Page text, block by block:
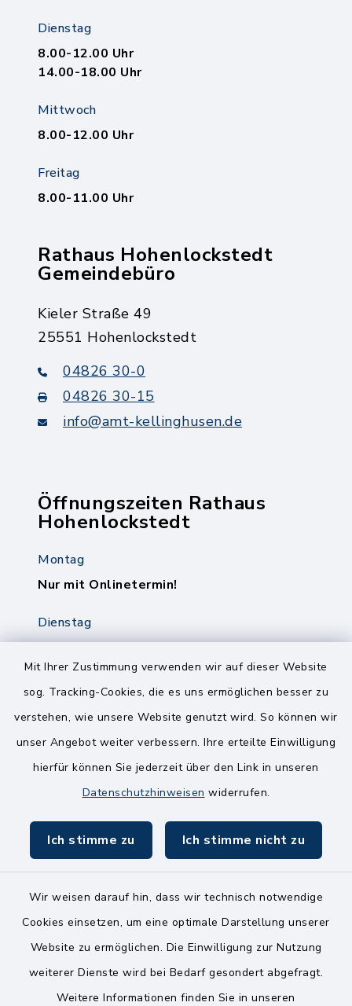
Mit Ihrer Zustimmung verwenden wir auf dieser Website
sog. Tracking-Cookies, die es uns ermöglichen besser zu
verstehen, wie unsere Website genutzt wird. So können wir
unser Angebot weiter verbessern. Ihre erteilte Einwilligung
hierfür können Sie jederzeit über den Link in unseren
Datenschutzhinweisen widerrufen.
Ich stimme zu Ich stimme nicht zu
Wir weisen darauf hin, dass wir technisch notwendige
Cookies einsetzen, um eine optimale Darstellung unserer
Website zu ermöglichen. Die Einwilligung zur Nutzung
weiterer Dienste wird bei Bedarf gesondert abgefragt.
Weitere Informationen finden Sie in unseren
Dienstag
8.00-12.00 Uhr
14.00-18.00 Uhr
Mittwoch
8.00-12.00 Uhr
Freitag
8.00-11.00 Uhr
Rathaus Hohenlockstedt
Gemeindebüro
Kieler Straße 49
25551 Hohenlockstedt
04826 30-0
04826 30-15
info@amt-kellinghusen.de
Öffnungszeiten Rathaus
Hohenlockstedt
Montag
Nur mit Onlinetermin!
Dienstag
8.00-12.00 Uhr
14.00-18.00 Uhr
Freitag
8.00-11.00 Uhr
Kontakt